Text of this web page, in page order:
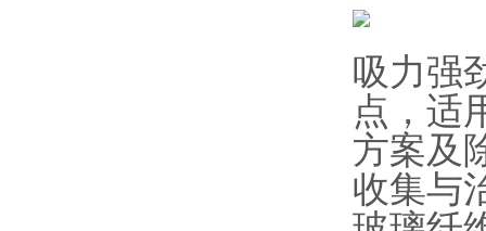
吸力强
点，适
方案及
收集与